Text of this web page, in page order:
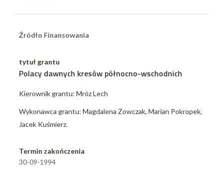
Źródło Finansowania
tytuł grantu
Polacy dawnych kresów północno-wschodnich
Kierownik grantu: Mróz Lech
Wykonawca grantu: Magdalena Zowczak, Marian Pokropek,
Jacek Kuśmierz.
Termin zakończenia
30-09-1994